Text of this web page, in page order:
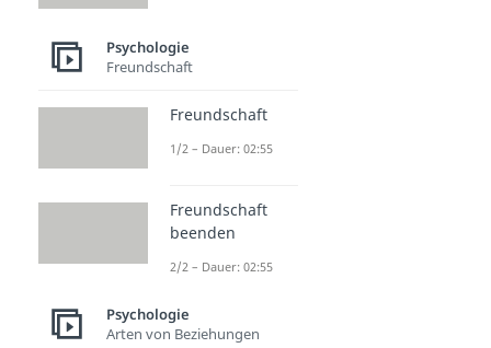
Psychologie
Freundschaft
Freundschaft
1/2 – Dauer: 02:55
Freundschaft
beenden
2/2 – Dauer: 02:55
Psychologie
Arten von Beziehungen